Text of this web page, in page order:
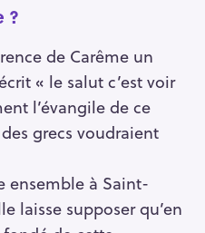
?
de Carême un
« le salut c’est voir
l’évangile de ce
grecs voudraient
ensemble à Saint-
laisse supposer qu’en